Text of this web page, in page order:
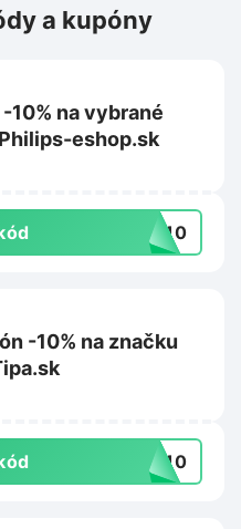
a kupóny
10% na vybrané
eshop.sk
TO10
-10% na značku
FT10